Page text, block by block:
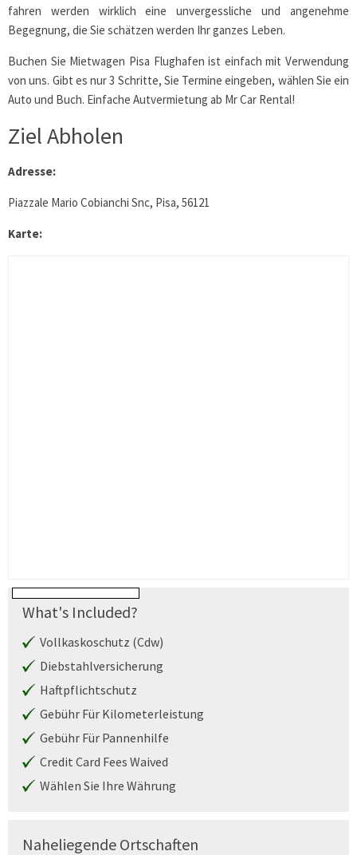
fahren werden wirklich eine unvergessliche und angenehme
Begegnung, die Sie schätzen werden Ihr ganzes Leben.
Buchen Sie Mietwagen Pisa Flughafen ist einfach mit Verwendung
von uns. Gibt es nur 3 Schritte, Sie Termine eingeben, wählen Sie ein
Auto und Buch. Einfache Autvermietung ab Mr Car Rental!
Ziel Abholen
Adresse:
Piazzale Mario Cobianchi Snc, Pisa, 56121
Karte:
What's Included?
Vollkaskoschutz (Cdw)
Diebstahlversicherung
Haftpflichtschutz
Gebühr Für Kilometerleistung
Gebühr Für Pannenhilfe
Credit Card Fees Waived
Wählen Sie Ihre Währung
Naheliegende Ortschaften